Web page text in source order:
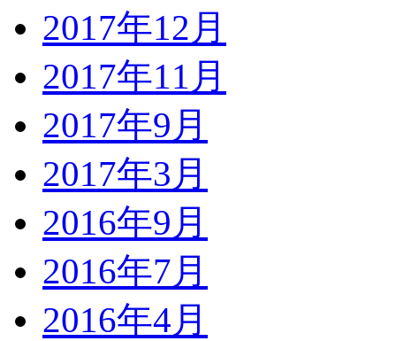
2017年12月
2017年11月
2017年9月
2017年3月
2016年9月
2016年7月
2016年4月